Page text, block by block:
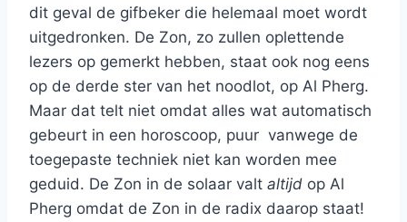
dit geval de gifbeker die helemaal moet wordt
uitgedronken. De Zon, zo zullen oplettende
lezers op gemerkt hebben, staat ook nog eens
op de derde ster van het noodlot, op Al Pherg.
Maar dat telt niet omdat alles wat automatisch
gebeurt in een horoscoop, puur vanwege de
toegepaste techniek niet kan worden mee
geduid. De Zon in de solaar valt altijd op Al
Pherg omdat de Zon in de radix daarop staat!